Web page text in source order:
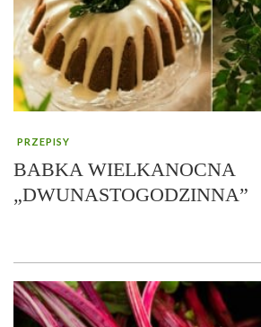
PRZEPISY
BABKA WIELKANOCNA
„DWUNASTOGODZINNA”